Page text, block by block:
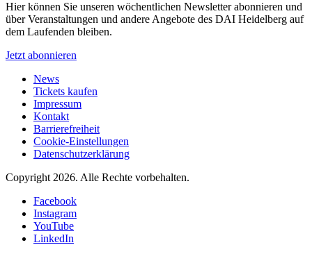
Hier können Sie unseren wöchentlichen Newsletter abonnieren und
über Veranstaltungen und andere Angebote des DAI Heidelberg auf
dem Laufenden bleiben.
Jetzt abonnieren
News
Tickets kaufen
Impressum
Kontakt
Barrierefreiheit
Cookie-Einstellungen
Datenschutzerklärung
Copyright 2026. Alle Rechte vorbehalten.
Facebook
Instagram
YouTube
LinkedIn